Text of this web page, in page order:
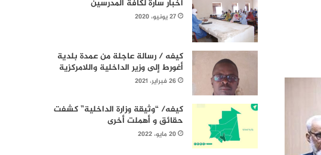
أخبار سارة لكافة المدرسين
27 يونيو، 2020
كيفه / رسالة عاجلة من عمدة بلدية
أغورط إلى وزير الداخلية واللامركزية
26 فبراير، 2021
كيفه/ “وثيقة وزارة الداخلية” كشفت
حقائق و أهملت أخرى
20 مايو، 2022